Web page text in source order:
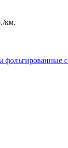
км.
фольгированные